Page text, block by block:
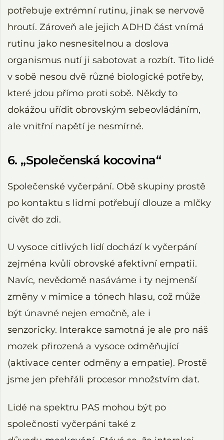
potřebuje extrémní rutinu, jinak se nervově
hroutí. Zároveň ale jejich ADHD část vnímá
rutinu jako nesnesitelnou a doslova
organismus nutí ji sabotovat a rozbít. Tito lidé
v sobě nesou dvě různé biologické potřeby,
které jdou přímo proti sobě. Někdy to
dokážou uřídit obrovským sebeovládáním,
ale vnitřní napětí je nesmírné.
6. „Společenská kocovina“
Společenské vyčerpání. Obě skupiny prostě
po kontaktu s lidmi potřebují dlouze a mlčky
civět do zdi.
U vysoce citlivých lidí dochází k vyčerpání
zejména kvůli obrovské afektivní empatii.
Navíc, nevědomě nasáváme i ty nejmenší
změny v mimice a tónech hlasu, což může
být únavné nejen emočně, ale i
senzoricky. Interakce samotná je ale pro náš
mozek přirozená a vysoce odměňující
(aktivace center odměny a empatie). Prostě
jsme jen přehřáli procesor množstvím dat.
Lidé na spektru PAS mohou být po
společnosti vyčerpáni také z